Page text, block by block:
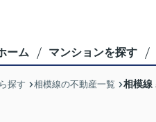
ーム マンションを探す
探す 相模線の不動産一覧 相模線